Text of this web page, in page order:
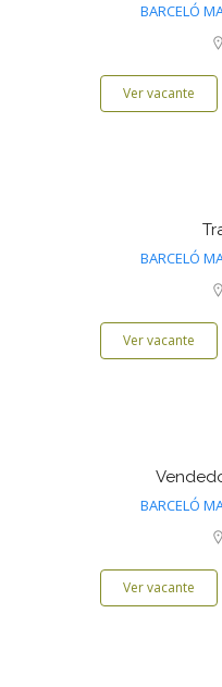
BARCELÓ
Ver vacante
BARCELÓ
Ver vacante
BARCELÓ
Ver vacante